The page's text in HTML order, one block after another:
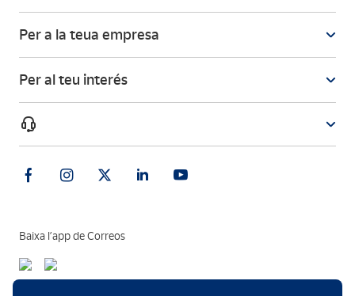
Per a la teua empresa
Per al teu interés
Baixa l’app de Correos